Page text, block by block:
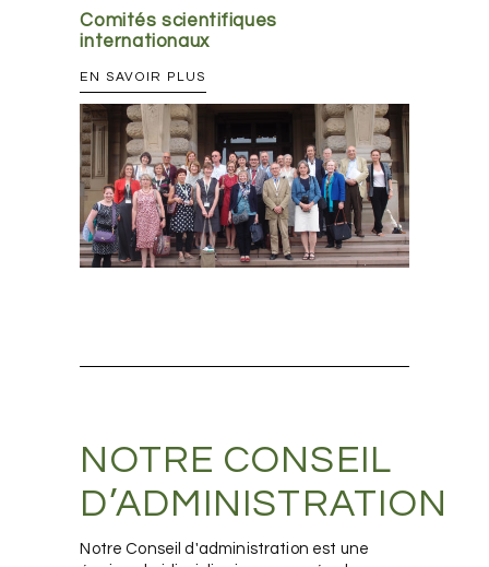
Comités scientifiques
internationaux
EN SAVOIR PLUS
NOTRE CONSEIL
D’ADMINISTRATION
Notre Conseil d'administration est une